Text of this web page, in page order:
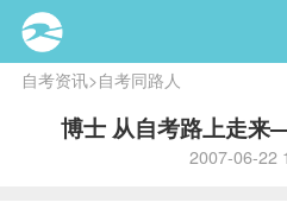
自考资讯>自考同路人
博士 从自考路上走来
2007-06-22